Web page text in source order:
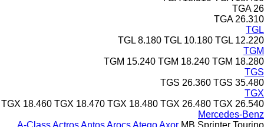
TGA 26
TGA 26.310
TGL
TGL 8.180 TGL 10.180 TGL 12.220
TGM
TGM 15.240 TGM 18.240 TGM 18.280
TGS
TGS 26.360 TGS 35.480
TGX
TGX 18.460 TGX 18.470 TGX 18.480 TGX 26.480 TGX 26.540
Mercedes-Benz
A-ClassActrosAntosArocsAtegoAxor MB Sprinter Tourino